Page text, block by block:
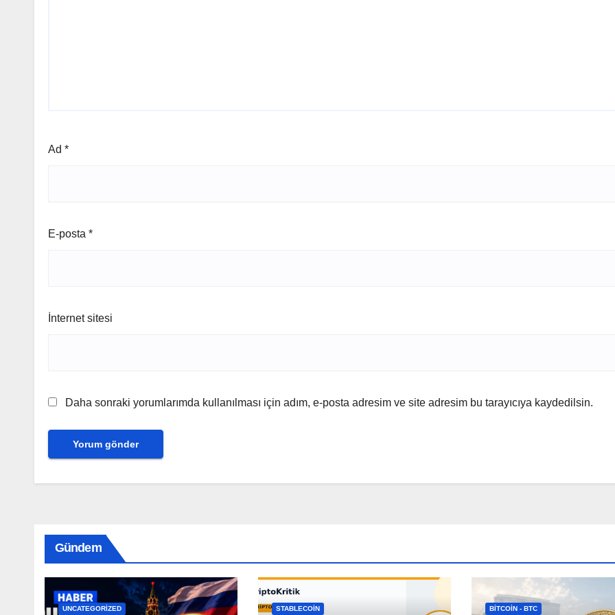
Ad *
E-posta *
İnternet sitesi
Daha sonraki yorumlarımda kullanılması için adım, e-posta adresim ve site adresim bu tarayıcıya kaydedilsin.
Gündem
UNCATEGORIZED STABLECOIN BITCOIN - BTC